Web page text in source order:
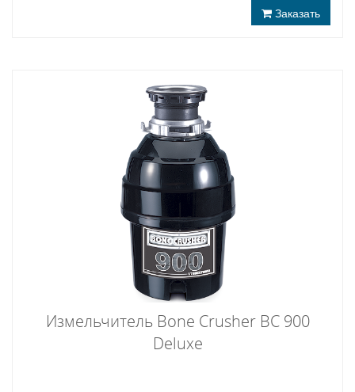
Заказать
Измельчитель Bone Crusher BC 900
Deluxe